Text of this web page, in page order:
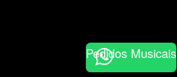
Pedidos Musicais